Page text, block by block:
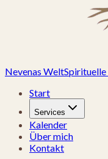
Nevenas Welt
Start
Services
Kalender
Über mich
Kontakt